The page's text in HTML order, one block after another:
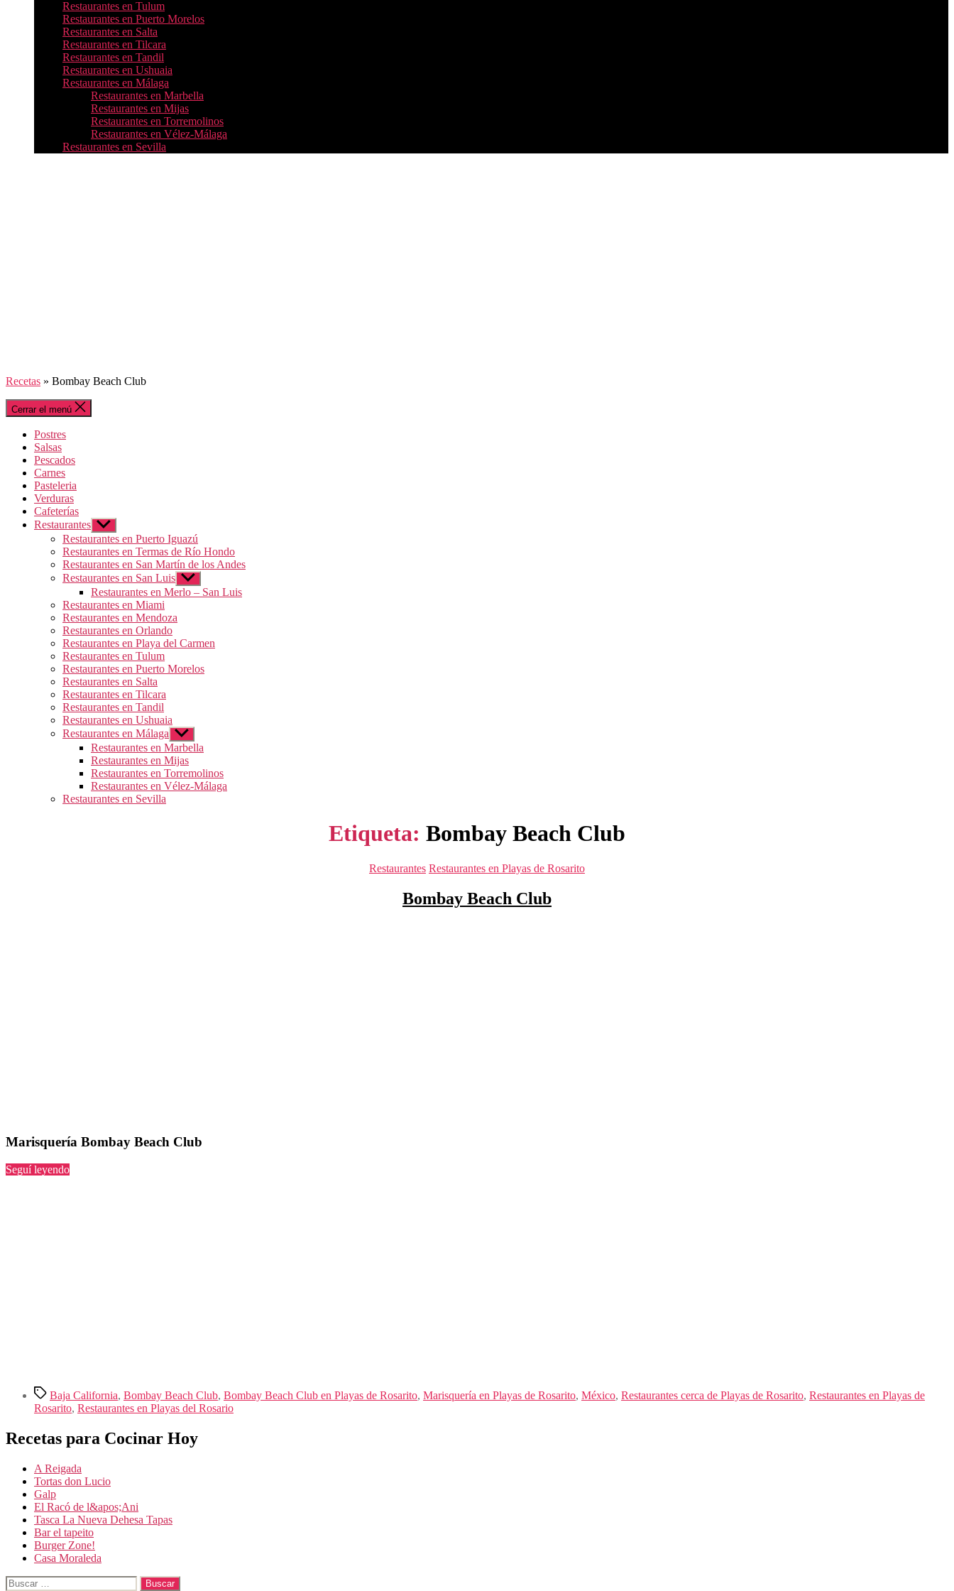
Restaurantes en Tulum
Restaurantes en Puerto Morelos
Restaurantes en Salta
Restaurantes en Tilcara
Restaurantes en Tandil
Restaurantes en Ushuaia
Restaurantes en Málaga
Restaurantes en Marbella
Restaurantes en Mijas
Restaurantes en Torremolinos
Restaurantes en Vélez-Málaga
Restaurantes en Sevilla
Recetas » Bombay Beach Club
Cerrar el menú
Postres
Salsas
Pescados
Carnes
Pasteleria
Verduras
Cafeterías
Restaurantes Mostrar
el
submenú
Restaurantes en Puerto Iguazú
Restaurantes en Termas de Río Hondo
Restaurantes en San Martín de los Andes
Restaurantes en San Luis Mostrar
el
submenú
Restaurantes en Merlo – San Luis
Restaurantes en Miami
Restaurantes en Mendoza
Restaurantes en Orlando
Restaurantes en Playa del Carmen
Restaurantes en Tulum
Restaurantes en Puerto Morelos
Restaurantes en Salta
Restaurantes en Tilcara
Restaurantes en Tandil
Restaurantes en Ushuaia
Restaurantes en Málaga Mostrar
el
submenú
Restaurantes en Marbella
Restaurantes en Mijas
Restaurantes en Torremolinos
Restaurantes en Vélez-Málaga
Restaurantes en Sevilla
Etiqueta: Bombay Beach Club
Categorías
Restaurantes Restaurantes en Playas de Rosarito
Bombay Beach Club
Marisquería Bombay Beach Club
Seguí leyendo“Bombay
Etiquetas
Baja California, Bombay Beach Club, Bombay Beach Club en Playas de Rosarito, Marisquería en Playas de Rosarito, México, Restaurantes cerca de Playas de Rosarito, Restaurantes en Playas de
Rosarito, Restaurantes en Playas del Rosario
Recetas para Cocinar Hoy
A Reigada
Tortas don Lucio
Galp
El Racó de l&apos;Ani
Tasca La Nueva Dehesa Tapas
Bar el tapeito
Burger Zone!
Casa Moraleda
Buscar: